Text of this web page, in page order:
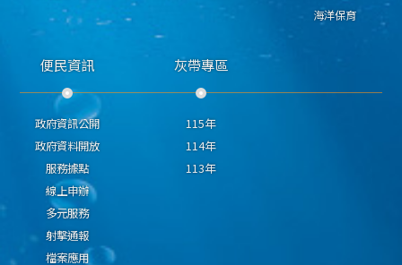
海洋保育
便民資訊
政府資訊公開
政府資料開放
服務據點
線上申辦
多元服務
射擊通報
檔案應用
灰帶專區
115年
114年
113年